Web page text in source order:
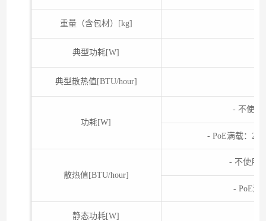
重量（含包材）[kg]
典型功耗[W]
典型散热值[BTU/hour]
功耗[W]
- 不使用
- PoE满载：
散热值[BTU/hour]
- 不使用
- PoE满
静态功耗[W]